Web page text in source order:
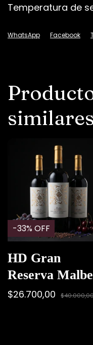
Temperatura de
WhatsApp Facebook
similares
-33% OFF
HD Gran
Reserva
$26.700,00